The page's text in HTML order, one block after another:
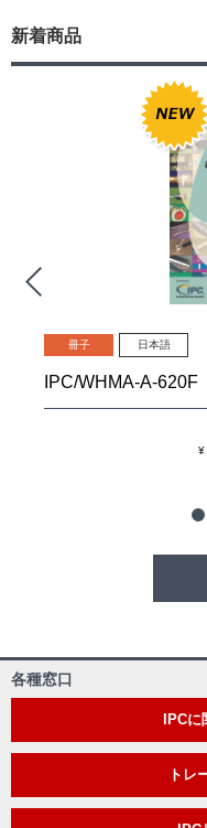
新着商品
冊子 日本語
¥
各種窓口
IPCに
トレ